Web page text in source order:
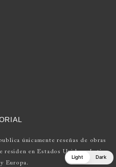
únicamente reseñas de obras
residen en Estados Unidos , Latin
Europa.
Light Dark